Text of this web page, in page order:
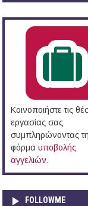
εξωτερικό (17/07/2017)
Κοινοποιήστε τις
εργασίας σας
συμπληρώνοντας
φόρμα υποβολής
αγγελιών.
FOLLOWME